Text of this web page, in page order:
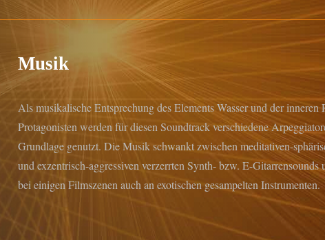
Musik
Als musikalische Entsprechung des Elements Wasser und der inneren
Protagonisten werden für diesen Soundtrack verschiedene
Grundlage genutzt. Die Musik schwankt zwischen meditativen-
und exzentrisch-aggressiven verzerrten Synth- bzw. E-Gitarrensounds
bei einigen Filmszenen auch an exotischen gesampelten Instrumenten.